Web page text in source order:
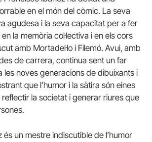
en el món del còmic. La seva
agudesa i la seva capacitat per a fer
la memòria col·lectiva i en els cors
amb Mortadel·lo i Filemó. Avui, amb
de carrera, continua sent un far
les noves generacions de dibuixants i
que l’humor i la sàtira són eines
la societat i generar riures que
és un mestre indiscutible de l’humor